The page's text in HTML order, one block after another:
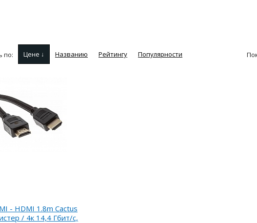
по: Цене ↓ Названию Рейтингу Популярности
- HDMI 1.8m Cactus
/ 4к 14,4 Гбит/с,